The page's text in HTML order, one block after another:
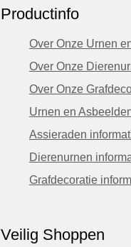
Productinfo
Over Onze Urnen
Over Onze
Over Onze
Urnen en
Assieraden
Dierenurnen
Grafdecoratie
Veilig Shoppen